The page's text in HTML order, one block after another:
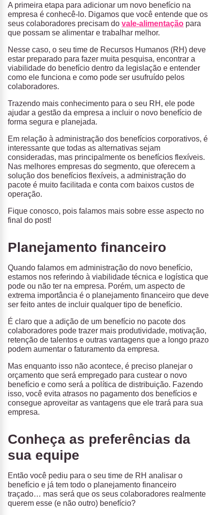
A primeira etapa para adicionar um novo benefício na
empresa é conhecê-lo. Digamos que você entende que os
seus colaboradores precisam do vale-alimentação para
que possam se alimentar e trabalhar melhor.
Nesse caso, o seu time de Recursos Humanos (RH) deve
estar preparado para fazer muita pesquisa, encontrar a
viabilidade do benefício dentro da legislação e entender
como ele funciona e como pode ser usufruído pelos
colaboradores.
Trazendo mais conhecimento para o seu RH, ele pode
ajudar a gestão da empresa a incluir o novo benefício de
forma segura e planejada.
Em relação à administração dos benefícios corporativos, é
interessante que todas as alternativas sejam
consideradas, mas principalmente os benefícios flexíveis.
Nas melhores empresas do segmento, que oferecem a
solução dos benefícios flexíveis, a administração do
pacote é muito facilitada e conta com baixos custos de
operação.
Fique conosco, pois falamos mais sobre esse aspecto no
final do post!
Planejamento financeiro
Quando falamos em administração do novo benefício,
estamos nos referindo à viabilidade técnica e logística que
pode ou não ter na empresa. Porém, um aspecto de
extrema importância é o planejamento financeiro que deve
ser feito antes de incluir qualquer tipo de benefício.
É claro que a adição de um benefício no pacote dos
colaboradores pode trazer mais produtividade, motivação,
retenção de talentos e outras vantagens que a longo prazo
podem aumentar o faturamento da empresa.
Mas enquanto isso não acontece, é preciso planejar o
orçamento que será empregado para custear o novo
benefício e como será a política de distribuição. Fazendo
isso, você evita atrasos no pagamento dos benefícios e
consegue aproveitar as vantagens que ele trará para sua
empresa.
Conheça as preferências da
sua equipe
Então você pediu para o seu time de RH analisar o
benefício e já tem todo o planejamento financeiro
traçado… mas será que os seus colaboradores realmente
querem esse (e não outro) benefício?